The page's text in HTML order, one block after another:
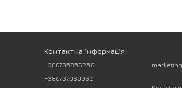
Контактна інформація
+380735856258
+380737969060